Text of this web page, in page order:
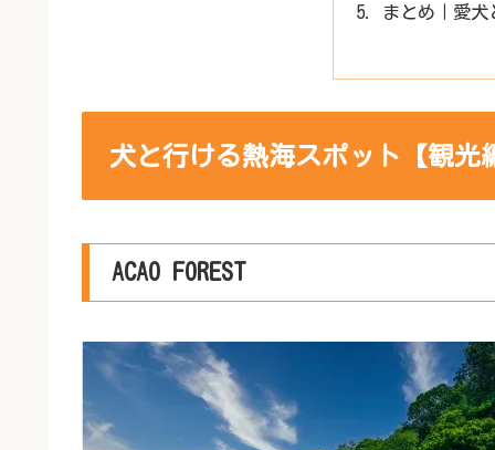
まとめ｜愛犬
犬と行ける熱海スポット【観光
ACAO FOREST